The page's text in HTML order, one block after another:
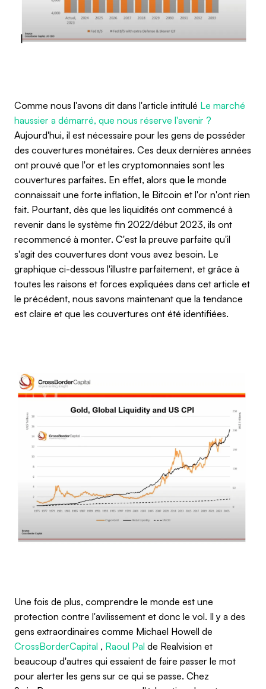
Comme nous l'avons dit dans l'article intitulé Le marché
haussier a démarré, que nous réserve l'avenir ?
Aujourd'hui, il est nécessaire pour les gens de posséder
des couvertures monétaires. Ces deux dernières années
ont prouvé que l'or et les cryptomonnaies sont les
couvertures parfaites. En effet, alors que le monde
connaissait une forte inflation, le Bitcoin et l'or n'ont rien
fait. Pourtant, dès que les liquidités ont commencé à
revenir dans le système fin 2022/début 2023, ils ont
recommencé à monter. C'est la preuve parfaite qu'il
s'agit des couvertures dont vous avez besoin. Le
graphique ci-dessous l'illustre parfaitement, et grâce à
toutes les raisons et forces expliquées dans cet article et
le précédent, nous savons maintenant que la tendance
est claire et que les couvertures ont été identifiées.
Une fois de plus, comprendre le monde est une
protection contre l'avilissement et donc le vol. Il y a des
gens extraordinaires comme Michael Howell de
CrossBorderCapital , Raoul Pal de Realvision et
beaucoup d'autres qui essaient de faire passer le mot
pour alerter les gens sur ce qui se passe. Chez